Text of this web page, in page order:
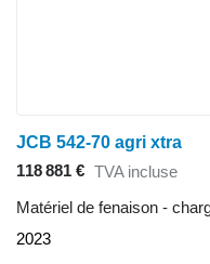
JCB 542-70 agri xtra
118 881 € TVA incluse
Matériel de fenaison -
2023